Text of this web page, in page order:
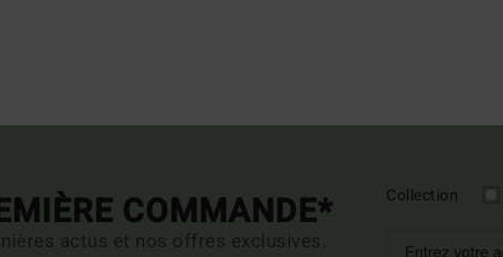
COMMANDE*
actus et nos offres exclusives.
Collection